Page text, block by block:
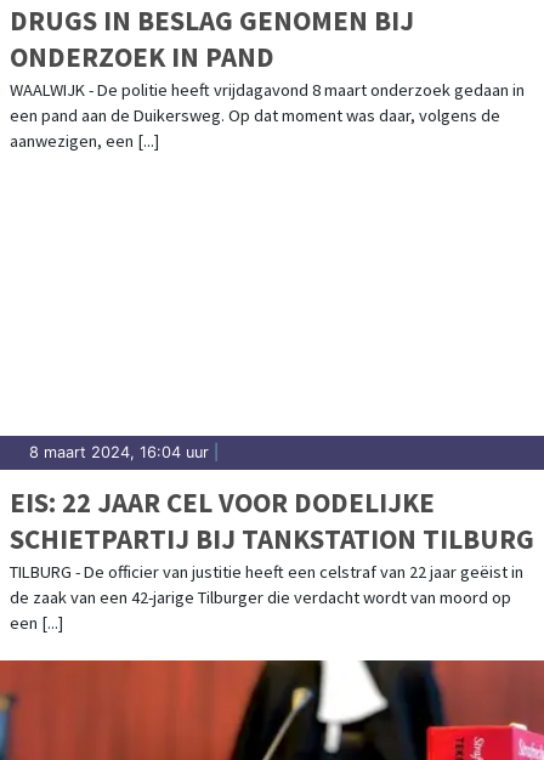
DRUGS IN BESLAG GENOMEN BIJ
ONDERZOEK IN PAND
WAALWIJK - De politie heeft vrijdagavond 8 maart onderzoek gedaan in
een pand aan de Duikersweg. Op dat moment was daar, volgens de
aanwezigen, een [...]
8 maart 2024, 16:04 uur
EIS: 22 JAAR CEL VOOR DODELIJKE
SCHIETPARTIJ BIJ TANKSTATION TILBURG
TILBURG - De officier van justitie heeft een celstraf van 22 jaar geëist in
de zaak van een 42-jarige Tilburger die verdacht wordt van moord op
een [...]